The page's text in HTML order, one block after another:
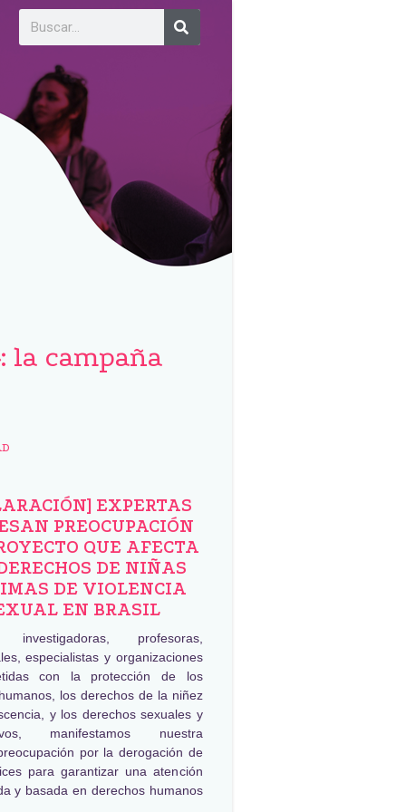
la campaña
EXPERTAS
PREOCUPACIÓN
QUE AFECTA
DE NIÑAS
DE VIOLENCIA
EN BRASIL
investigadoras, profesoras,
especialistas y organizaciones
con la protección de los
los derechos de la niñez
y los derechos sexuales y
manifestamos nuestra
por la derogación de
para garantizar una atención
y basada en derechos humanos